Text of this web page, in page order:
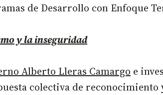
de Desarrollo con Enfoque
y la inseguridad
Alberto Lleras Camargo e
colectiva de